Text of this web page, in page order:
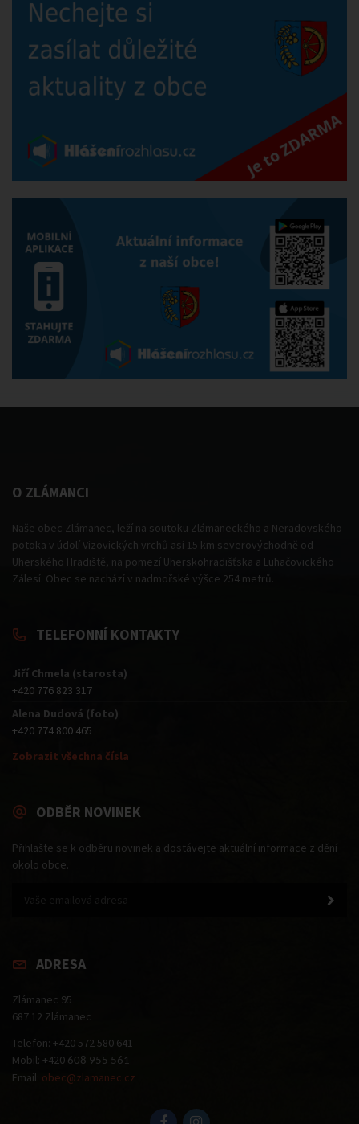
O ZLÁMANCI
Naše obec Zlámanec, leží na soutoku Zlámaneckého a Neradovského
potoka v údolí Vizovických vrchů asi 15 km severovýchodně od
Uherského Hradiště, na pomezí Uherskohradišťska a Luhačovického
Zálesí. Obec se nachází v nadmořské výšce 254 metrů.
TELEFONNÍ KONTAKTY
Jiří Chmela (starosta)
+420 776 823 317
Alena Dudová (foto)
+420 774 800 465
Zobrazit všechna čísla
ODBĚR NOVINEK
Přihlašte se k odběru novinek a dostávejte aktuální informace z dění
okolo obce.
ADRESA
Zlámanec 95
687 12 Zlámanec
Telefon: +420 572 580 641
Mobil: +420 608 955 561
Email: obec@zlamanec.cz